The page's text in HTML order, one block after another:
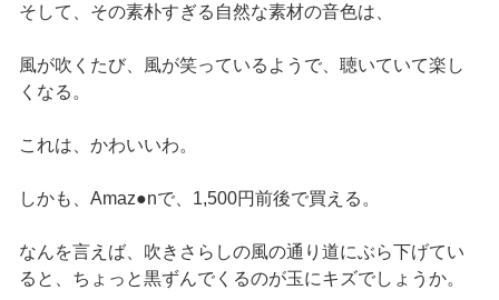
そして、その素朴すぎる自然な素材の音色は、
風が吹くたび、風が笑っているようで、聴いていて楽し
くなる。
これは、かわいいわ。
しかも、Amaz●nで、1,500円前後で買える。
なんを言えば、吹きさらしの風の通り道にぶら下げてい
ると、ちょっと黒ずんでくるのが玉にキズでしょうか。